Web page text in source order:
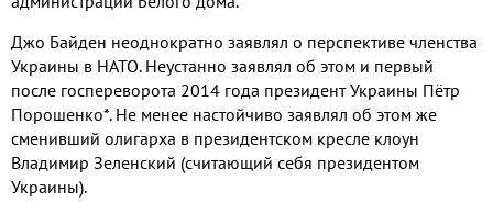
Джо Байден неоднократно заявлял о перспективе членства
Украины в НАТО. Неустанно заявлял об этом и первый
после госпереворота 2014 года президент Украины Пётр
Порошенко*. Не менее настойчиво заявлял об этом же
сменивший олигарха в президентском кресле клоун
Владимир Зеленский (считающий себя президентом
Украины).